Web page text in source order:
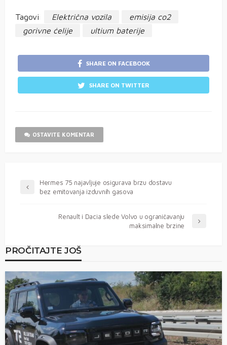
Tagovi Električna vozila
emisija co2
gorivne ćelije
ultium baterije
SHARE ON FACEBOOK
SHARE ON TWITTER
OSTAVITE KOMENTAR
Hermes 75 najavljuje osigurava brzu dostavu
bez emitovanja izduvnih gasova
Renault i Dacia slede Volvo u ograničavanju
maksimalne brzine
PROČITAJTE JOŠ